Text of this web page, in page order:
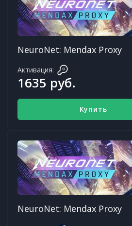
NeuroNet: Mendax Proxy
Активация:
1635 руб.
Купить
NeuroNet: Mendax Proxy